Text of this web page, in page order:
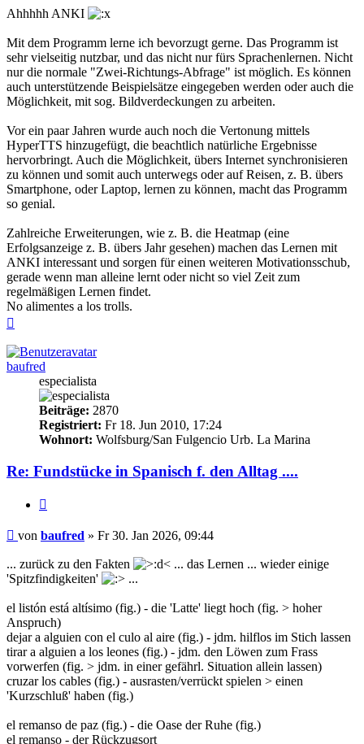
Ahhhhh ANKI
Mit dem Programm lerne ich bevorzugt gerne. Das Programm ist
sehr vielseitig nutzbar, und das nicht nur fürs Sprachenlernen. Nicht
nur die normale "Zwei-Richtungs-Abfrage" ist möglich. Es können
auch unterstützende Beispielsätze eingegeben werden oder auch die
Möglichkeit, mit sog. Bildverdeckungen zu arbeiten.
Vor ein paar Jahren wurde auch noch die Vertonung mittels
HyperTTS hinzugefügt, die beachtlich natürliche Ergebnisse
hervorbringt. Auch die Möglichkeit, übers Internet synchronisieren
zu können und somit auch unterwegs oder auf Reisen, z. B. übers
Smartphone, oder Laptop, lernen zu können, macht das Programm
so genial.
Zahlreiche Erweiterungen, wie z. B. die Heatmap (eine
Erfolgsanzeige z. B. übers Jahr gesehen) machen das Lernen mit
ANKI interessant und sorgen für einen weiteren Motivationsschub,
gerade wenn man alleine lernt oder nicht so viel Zeit zum
regelmäßigen Lernen findet.
No alimentes a los trolls.
baufred
especialista
Beiträge: 2870
Registriert: Fr 18. Jun 2010, 17:24
Wohnort: Wolfsburg/San Fulgencio Urb. La Marina
Re: Fundstücke in Spanisch f. den Alltag ....
Beitrag
von baufred » Fr 30. Jan 2026, 09:44
... zurück zu den Fakten
... das Lernen ... wieder einige
'Spitzfindigkeiten'
...
el listón está altísimo (fig.) - die 'Latte' liegt hoch (fig. > hoher
Anspruch)
dejar a alguien con el culo al aire (fig.) - jdm. hilflos im Stich lassen
tirar a alguien a los leones (fig.) - jdm. den Löwen zum Frass
vorwerfen (fig. > jdm. in einer gefährl. Situation allein lassen)
cruzar los cables (fig.) - ausrasten/verrückt spielen > einen
'Kurzschluß' haben (fig.)
el remanso de paz (fig.) - die Oase der Ruhe (fig.)
el remanso - der Rückzugsort